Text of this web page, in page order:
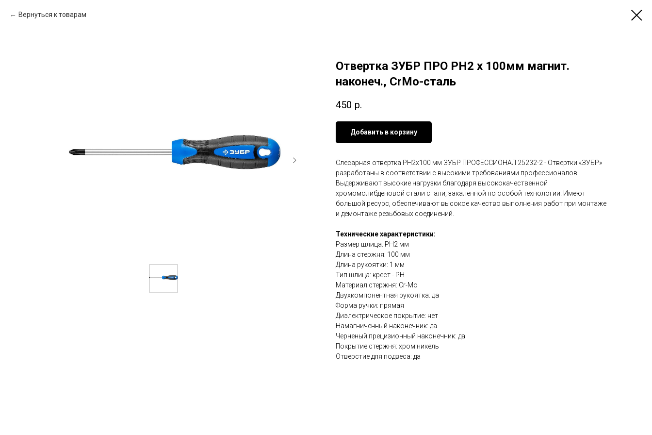
Вернуться к товарам
Отвертка ЗУБР ПРО PH2 х 100мм магнит.
наконеч., CrMo-сталь
450 р.
Добавить в корзину
Слесарная отвертка PH2x100 мм ЗУБР ПРОФЕССИОНАЛ 25232-2 - Отвертки «ЗУБР»
разработаны в соответствии с высокими требованиями профессионалов.
Выдерживают высокие нагрузки благодаря высококачественной
хромомолибденовой стали стали, закаленной по особой технологии. Имеют
большой ресурс, обеспечивают высокое качество выполнения работ при монтаже
и демонтаже резьбовых соединений.
Технические характеристики:
Размер шлица: PH2 мм
Длина стержня: 100 мм
Длина рукоятки: 1 мм
Тип шлица: крест - PH
Материал стержня: Cr-Mo
Двухкомпонентная рукоятка: да
Форма ручки: прямая
Диэлектрическое покрытие: нет
Намагниченный наконечник: да
Черненый прецизионный наконечник: да
Покрытие стержня: хром никель
Отверстие для подвеса: да